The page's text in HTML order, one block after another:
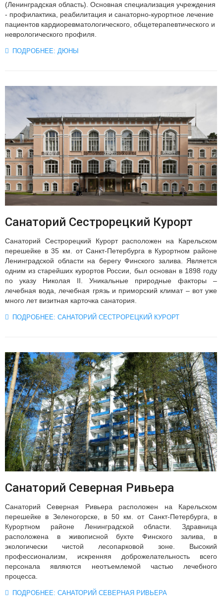
(Ленинградская область). Основная специализация учреждения
- профилактика, реабилитация и санаторно-курортное лечение
пациентов кардиоревматологического, общетерапевтического и
неврологического профиля.
ПОДРОБНЕЕ: ДЮНЫ
Санаторий Сестрорецкий Курорт
Санаторий Сестрорецкий Курорт расположен на Карельском
перешейке в 35 км. от Санкт-Петербурга в Курортном районе
Ленинградской области на берегу Финского залива. Является
одним из старейших курортов России, был основан в 1898 году
по указу Николая II. Уникальные природные факторы –
лечебная вода, лечебная грязь и приморский климат – вот уже
много лет визитная карточка санатория.
ПОДРОБНЕЕ: САНАТОРИЙ СЕСТРОРЕЦКИЙ КУРОРТ
Санаторий Северная Ривьера
Санаторий Северная Ривьера расположен на Карельском
перешейке в Зеленогорске, в 50 км. от Санкт-Петербурга, в
Курортном районе Ленинградской области. Здравница
расположена в живописной бухте Финского залива, в
экологически чистой лесопарковой зоне. Высокий
профессионализм, искренняя доброжелательность всего
персонала являются неотъемлемой частью лечебного
процесса.
ПОДРОБНЕЕ: САНАТОРИЙ СЕВЕРНАЯ РИВЬЕРА